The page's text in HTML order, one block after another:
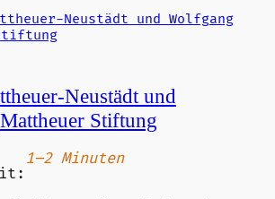
Neustädt und
Stiftung
1–2 Minuten